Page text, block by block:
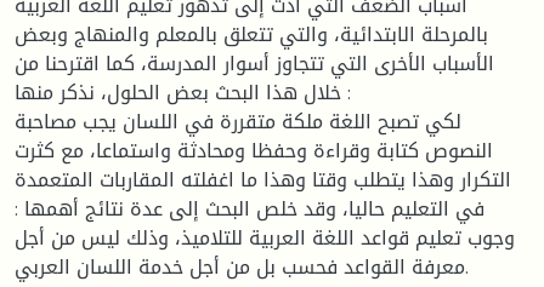
بالمرحلة الابتدائية، والتي تتعلق بالمعلم والمنهاج وبعض
الأسباب الأخرى التي تتجاوز أسوار المدرسة، كما اقترحنا من
خلال هذا البحث بعض الحلول، نذكر منها :
لكي تصبح اللغة ملكة متقررة في اللسان يجب مصاحبة
النصوص كتابة وقراءة وحفظا ومحادثة واستماعا، مع كثرت
التكرار وهذا يتطلب وقتا وهذا ما اغفلته المقاربات المتعمدة
في التعليم حاليا، وقد خلص البحث إلى عدة نتائج أهمها :
وجوب تعليم قواعد اللغة العربية للتلاميذ، وذلك ليس من أجل
معرفة القواعد فحسب بل من أجل خدمة اللسان العربي.